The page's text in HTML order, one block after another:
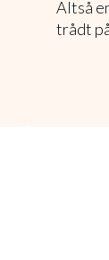
Altså
trådt